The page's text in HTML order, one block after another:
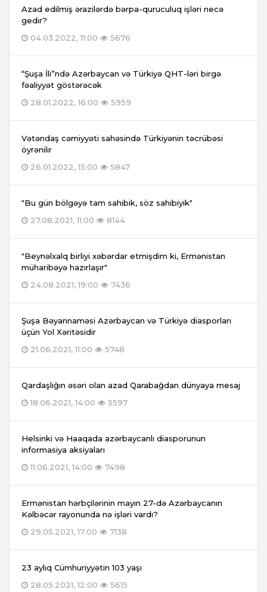
Azad edilmiş ərazilərdə bərpa-quruculuq işləri necə
gedir?
04.03.2022, 11:00
5676
“Şuşa İli”ndə Azərbaycan və Türkiyə QHT-ləri birgə
fəaliyyət göstərəcək
28.01.2022, 16:00
5959
Vətəndaş cəmiyyəti sahəsində Türkiyənin təcrübəsi
öyrənilir
26.01.2022, 15:00
5847
"Bu gün bölgəyə tam sahibik, söz sahibiyik"
27.08.2021, 11:00
8144
"Beynəlxalq birliyi xəbərdar etmişdim ki, Ermənistan
müharibəyə hazırlaşır"
24.08.2021, 19:00
7436
Şuşa Bəyannaməsi Azərbaycan və Türkiyə diasporları
üçün Yol Xəritəsidir
21.06.2021, 11:00
5748
Qardaşlığın əsəri olan azad Qarabağdan dünyaya mesaj
18.06.2021, 14:00
5597
Helsinki və Haaqada azərbaycanlı diasporunun
informasiya aksiyaları
11.06.2021, 14:00
7498
Ermənistan hərbçilərinin mayın 27-də Azərbaycanın
Kəlbəcər rayonunda nə işləri vardı?
29.05.2021, 17:00
7138
23 aylıq Cümhuriyyətin 103 yaşı
28.05.2021, 12:00
5615